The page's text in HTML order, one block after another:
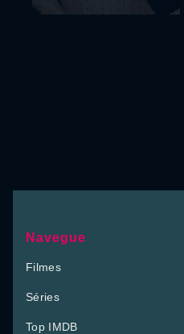
Navegue
Filmes
Séries
Top IMDB